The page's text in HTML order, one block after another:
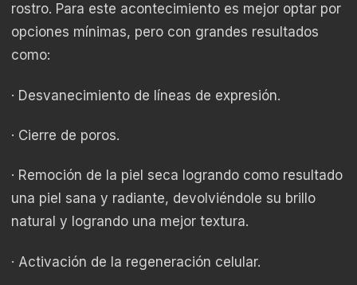
rostro. Para este acontecimiento es mejor optar por
opciones mínimas, pero con grandes resultados
como:
· Desvanecimiento de líneas de expresión.
· Cierre de poros.
· Remoción de la piel seca logrando como resultado
una piel sana y radiante, devolviéndole su brillo
natural y logrando una mejor textura.
· Activación de la regeneración celular.